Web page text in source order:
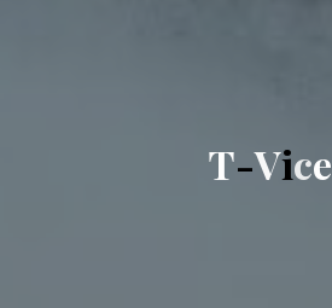
T-Vice